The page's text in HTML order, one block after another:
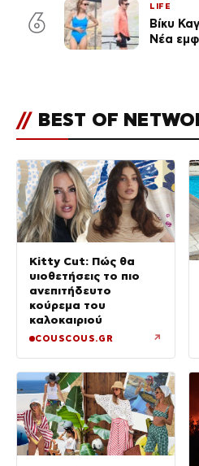
6
LIFE
Βίκυ
Νέα
// BEST OF
Kitty Cut: Πώς θα
υιοθετήσεις το πιο
ανεπιτήδευτο
κούρεμα του
καλοκαιριού
COUSCOUS.GR ↗